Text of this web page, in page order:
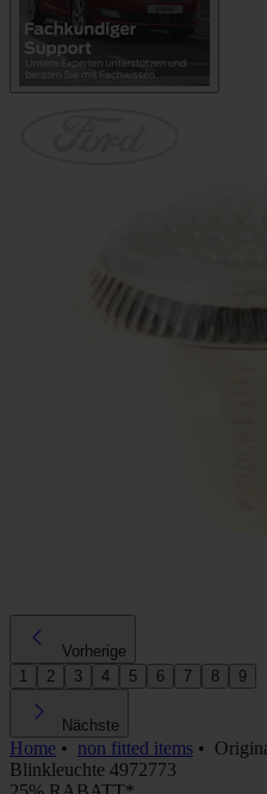
Vorherige
1
2 3 4 5 6 7 8 9
Nächste
Home • non fitted items •
Blinkleuchte 4972773